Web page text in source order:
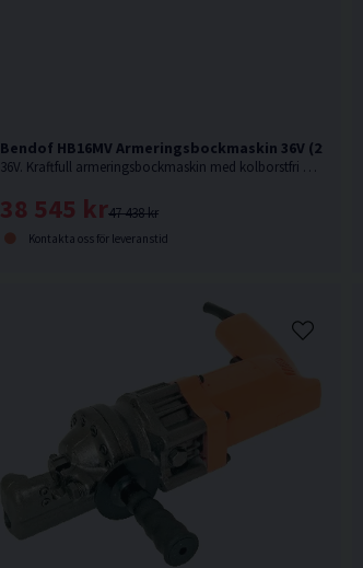
Bendof HB16MV Armeringsbockmaskin 36V (2x2,5Ah)
36V. Kraftfull armeringsbockmaskin med kolborstfri motor och MULTI VOLT batteriteknik.
47 438 kr
38 545 kr
Kontakta oss för leveranstid